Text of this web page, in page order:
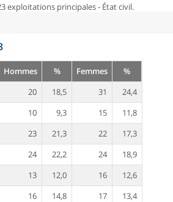
exploitations principales - État civil.
Hommes % Femmes
%
20 18,5 31
24,4
10 9,3 15
11,8
23 21,3 22
17,3
24 22,2 24
18,9
13 12,0 16
12,6
16 14,8 17
13,4